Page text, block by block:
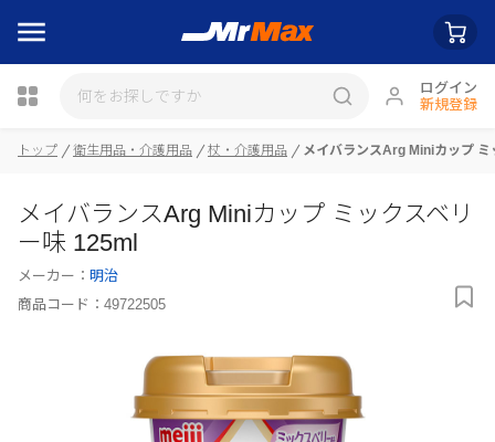
ログイン
新規登録
トップ 衛生用品・介護用品 杖・介護用品 メイバランスArg Miniカップ
メイバランスArg Miniカップ ミックスベリ
ー味 125ml
メーカー： 明治
商品コード： 49722505